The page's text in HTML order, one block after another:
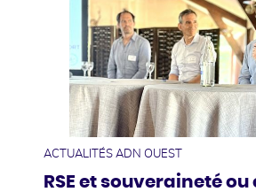
ACTUALITÉS ADN OUEST
RSE et souveraineté